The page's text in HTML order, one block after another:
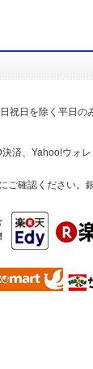
祝日を除く平日の
済、Yahoo!ウォ
確認ください。